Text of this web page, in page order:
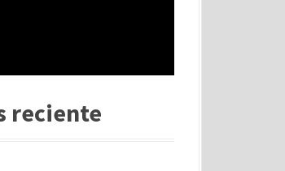
reciente